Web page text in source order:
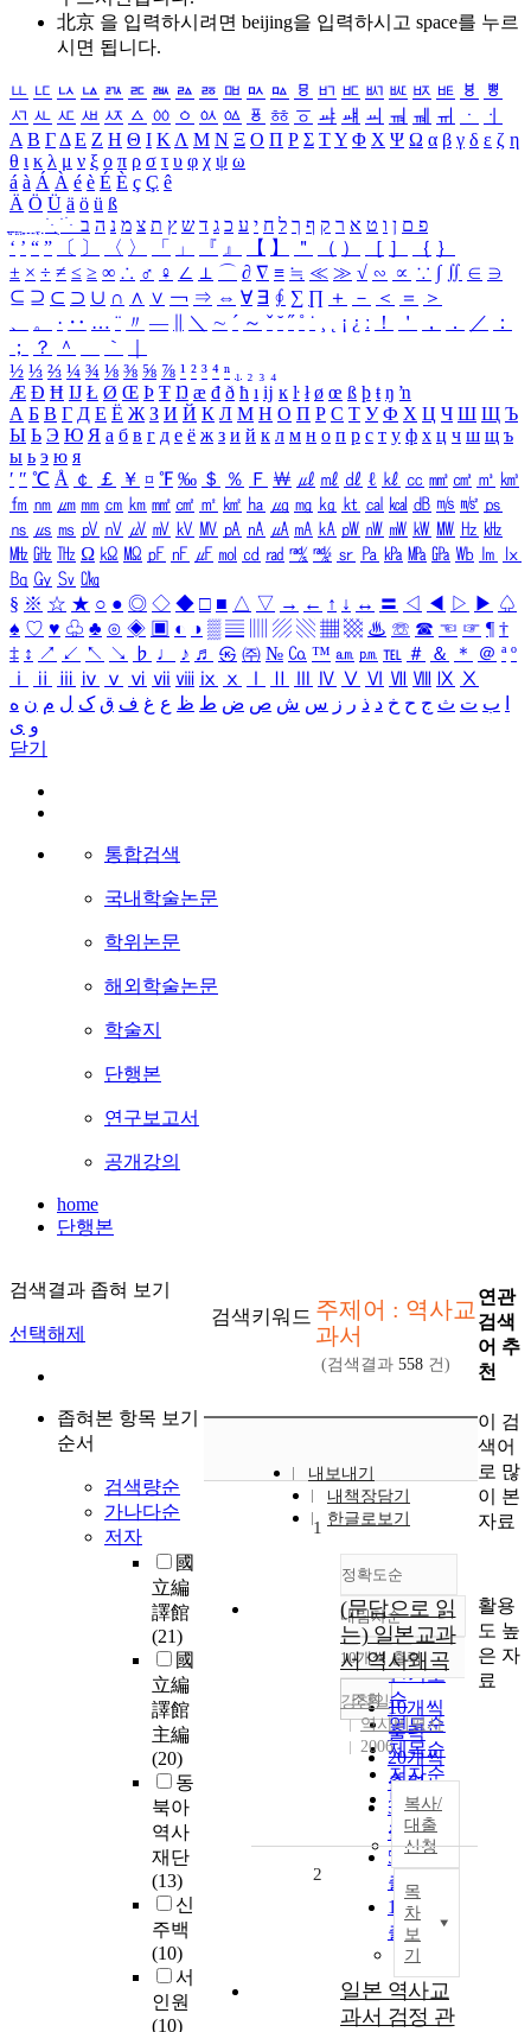
北京 을 입력하시려면 beijing을 입력하시고 space를 누르
시면 됩니다.
ㅥ ㅦ ㅧ ㅨ ㅩ ㅪ ㅫ ㅬ ㅭ ㅮ ㅯ ㅰ ㅱ ㅲ ㅳ ㅴ ㅵ ㅶ ㅷ ㅸ
ㅹ
ㅺ ㅻ ㅼ ㅽ ㅾ ㅿ ㆀ ㆁ ㆂ ㆃ ㆄ ㆅ ㆆ ㆇ ㆈ ㆉ ㆊ ㆋ ㆌ ㆍ
ㆎ
Α Β ΓΔ Ε Ζ Η Θ Ι ΚΛ Μ Ν Ξ Ο Π Ρ Σ ΤΥ Φ Χ Ψ Ω α β γ δ ε ζ η
θ ι κ λ μ ν ξ ο π ρ σ τ υ φ χ ψ ω
á à Á À é è É È ç Ç ê
Ä Ö Ü ä ö ü ß
ִֶֹ ֻּ ׁׂ פ ם ן ו ט א ר ק ף ך ל ח י ע כ ג ד ש ץ ת צ מ נ ה ב
‘ ’ “ ” 〔 〕 〈 〉 「 」 『 』 【 】 ＂ （ ） ［ ］ ｛ ｝
± × ÷ ≠ ≤ ≥ ∞ ∴ ♂ ♀ ∠ ⊥ ⌒ ∂ ∇ ≡ ≒ ≪ ≫ √ ∽ ∝ ∵ ∫ ∬ ∈ ∋
⊆ ⊇ ⊂ ⊃ ∪ ∩ ∧ ∨ ￢ ⇒ ⇔ ∀ ∃ ∮ ∑ ∏ ＋ － ＜ ＝
＞
、
。 · ‥ … ¨ 〃 ― ＼ ∼ ´ ～ ˇ ˘ ˝ ˚ ˙ ¸ ¡ ¿ ː ！ ＇ ， ． ／
：
；
？ ＾ ｀
½ ⅓ ⅔ ¼ ¾ ⅛ ⅜ ⅝ ⅞ ¹ ² ³ ⁴ ⁿ ₁ ₂ ₃ ₄
Æ Ð Ħ Ĳ Ł Ø Œ Þ Ŧ Ŋ æ đ ð ħ ı ĳ ĸ ŀ ł ø œ ß þ ŧ ŋ ŉ
А Б В Г Д Е Ё Ж З И Й К Л М Н О П Р С Т У Ф Х Ц Ч Ш Щ Ъ
Ы Ь Э Ю Я а б в г д е ё ж з и й к л м н о п р с т у ф х ц ч ш щ ъ
ы ь э ю я
′ ″ ℃ Å ￠ ￡ ￥ ¤ ℉ ‰ ＄ ％ Ｆ ￦ ㎕ ㎖ ㎗ ℓ ㎘ ㏄ ㎣ ㎤ ㎥ ㎦
㎙ ㎚ ㎛ ㎜ ㎝ ㎞ ㎟ ㎠ ㎡ ㎢ ㏊ ㎍ ㎎ ㎏ ㏏ ㎈ ㎉ ㏈ ㎧ ㎨ ㎰
㎱ ㎲ ㎳ ㎴ ㎵ ㎶ ㎷ ㎸ ㎹ ㎀ ㎁ ㎂ ㎃ ㎄ ㎺ ㎻ ㎽ ㎾ ㎿ ㎐ ㎑
㎒ ㎓ ㎔ Ω ㏀ ㏁ ㎊ ㎋ ㎌ ㏖ ㏅ ㎭ ㎮ ㎯ ㏛ ㎩ ㎪ ㎫ ㎬ ㏝ ㏐
㏓
㏃ ㏉ ㏜ ㏆
§ ※ ☆ ★ ○ ● ◎ ◇ ◆ □ ■ △ ▽ → ← ↑ ↓ ↔ 〓 ◁ ◀ ▷ ▶ ♤
♠ ♡ ♥ ♧ ♣ ⊙ ◈ ▣ ◐ ◑ ▒ ▤ ▨ ▧ ▦ ▩ ♨ ☏ ☎ ☜ ☞ ¶ †
‡ ↕ ↗ ↙ ↖ ↘ ♭ ♩ ♪ ♬ ㉿ ㈜ № ㏇ ™ ㏂ ㏘ ℡ ＃ ＆ ＊ ＠ ª º
ⅰ
ⅱ ⅲ ⅳ ⅴ ⅵ ⅶ ⅷ ⅸ ⅹ Ⅳ Ⅴ Ⅵ Ⅶ Ⅷ Ⅸ Ⅹ
ب ت ث ج ح خ د ذ ر ز س ش ص ض ط ظ ع غ ف ق ک ل م ن ه
و ی
닫기
통합검색
국내학술논문
학위논문
해외학술논문
학술지
단행본
연구보고서
공개강의
home
단행본
검색결과 좁혀 보기
선택해제
좁혀본 항목 보기
순서
검색량순
가나다순
저자
國
立編
譯館
(21)
國
立編
譯館
主編
(20)
동
북아
역사
재단
(13)
신
주백
(10)
서
인원
(10)
검색키워드 주제어 : 역사교
과서
(검색결과 558 건)
내보내기
내책장담기
한글로보기
정확도순
정확도
순
인기도
순
연도순
제목순
저자순
발행기
관순
내림차순
내림차순
10개씩 출력
10개씩
출력
20개씩
출력
30개씩
출력
50개씩
출력
100개씩
출력
조회
1
(문답으로 읽
는) 일본교과
서 역사왜곡
강창일
역사비평사
2006
복사/
대출
신청
목
차
보
기
2
일본 역사교
과서 검정 관
연관
검색
어 추
천
이 검
색어
로 많
이 본
자료
활용
도 높
은 자
료